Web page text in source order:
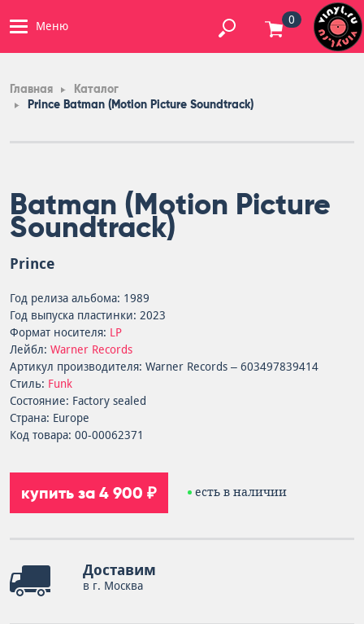
Меню 0
Главная
Каталог
Prince Batman (Motion Picture Soundtrack)
Batman (Motion Picture
Soundtrack)
Prince
Год релиза альбома: 1989
Год выпуска пластинки: 2023
Формат носителя: LP
Лейбл: Warner Records
Артикул производителя: Warner Records – 603497839414
Стиль: Funk
Состояние: Factory sealed
Страна: Europe
Код товара: 00-00062371
купить за 4 900 ₽ есть в наличии
Доставим
в г. Москва